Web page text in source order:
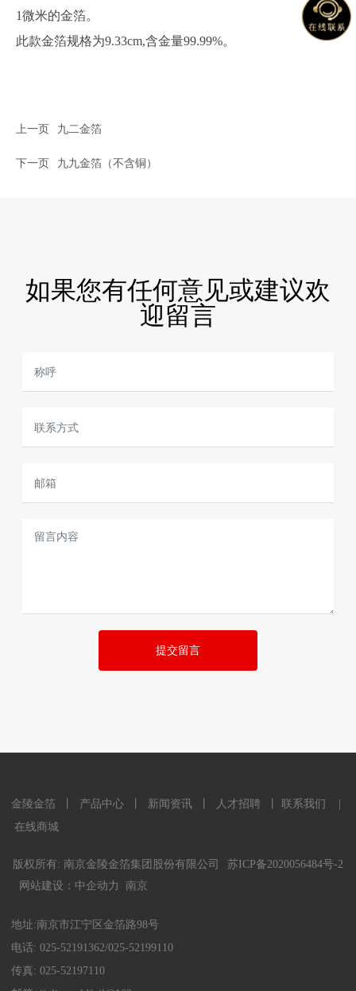
1微米的金箔。
此款金箔规格为9.33cm,含金量99.99%。
上一页 九二金箔
下一页 九九金箔（不含铜）
如果您有任何意见或建议欢
迎留言
提交留言
金陵金箔 产品中心 新闻资讯 人才招聘 丨联系我们
在线商城
版权所有: 南京金陵金箔集团股份有限公司
苏ICP备2020056484号-2
网站建设： 中企动力 南京
地址:南京市江宁区金箔路98号
电话:025-52191362/025-52199110
传真: 025-52197110